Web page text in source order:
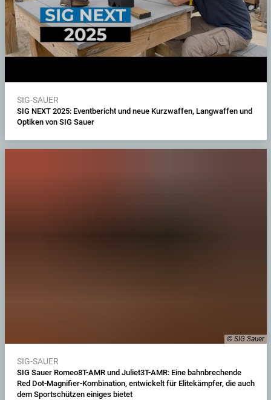
SIG-SAUER
SIG NEXT 2025: Eventbericht und neue Kurzwaffen, Langwaffen und
Optiken von SIG Sauer
© SIG Sauer
SIG-SAUER
SIG Sauer Romeo8T-AMR und Juliet3T-AMR: Eine bahnbrechende
Red Dot-Magnifier-Kombination, entwickelt für Elitekämpfer, die auch
dem Sportschützen einiges bietet